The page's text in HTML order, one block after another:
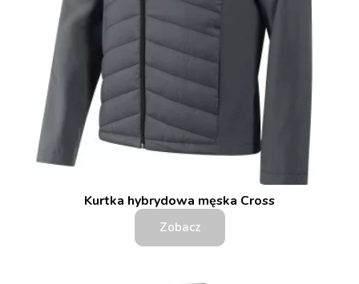
Kurtka hybrydowa męska Cross
Zobacz